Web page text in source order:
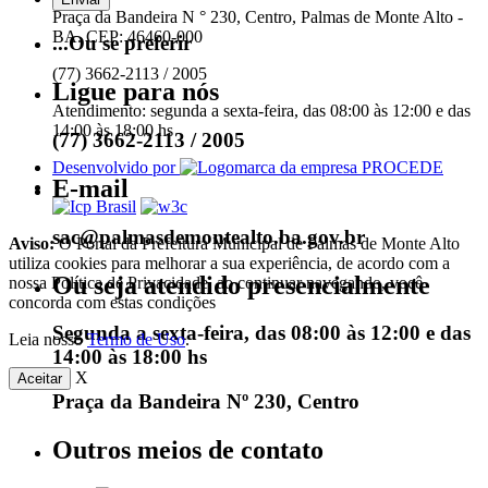
...Ou se preferir
Ligue para nós
(77) 3662-2113 / 2005
E-mail
sac@palmasdemontealto.ba.gov.br
Ou seja atendido presencialmente
Segunda a sexta-feira, das 08:00 às 12:00 e das
14:00 às 18:00 hs
Praça da Bandeira Nº 230, Centro
Outros meios de contato
Praça da Bandeira N ° 230, Centro, Palmas de Monte Alto -
BA. CEP: 46460-000
(77) 3662-2113 / 2005
Atendimento: segunda a sexta-feira, das 08:00 às 12:00 e das
14:00 às 18:00 hs
Desenvolvido por
Aviso:O Portal da Prefeitura Municipal de Palmas de Monte Alto
utiliza cookies para melhorar a sua experiência, de acordo com a
nossa Política de Privacidade, ao continuar navegando, você
concorda com estas condições
Leia nossoTermo de Uso.
Aceitar X